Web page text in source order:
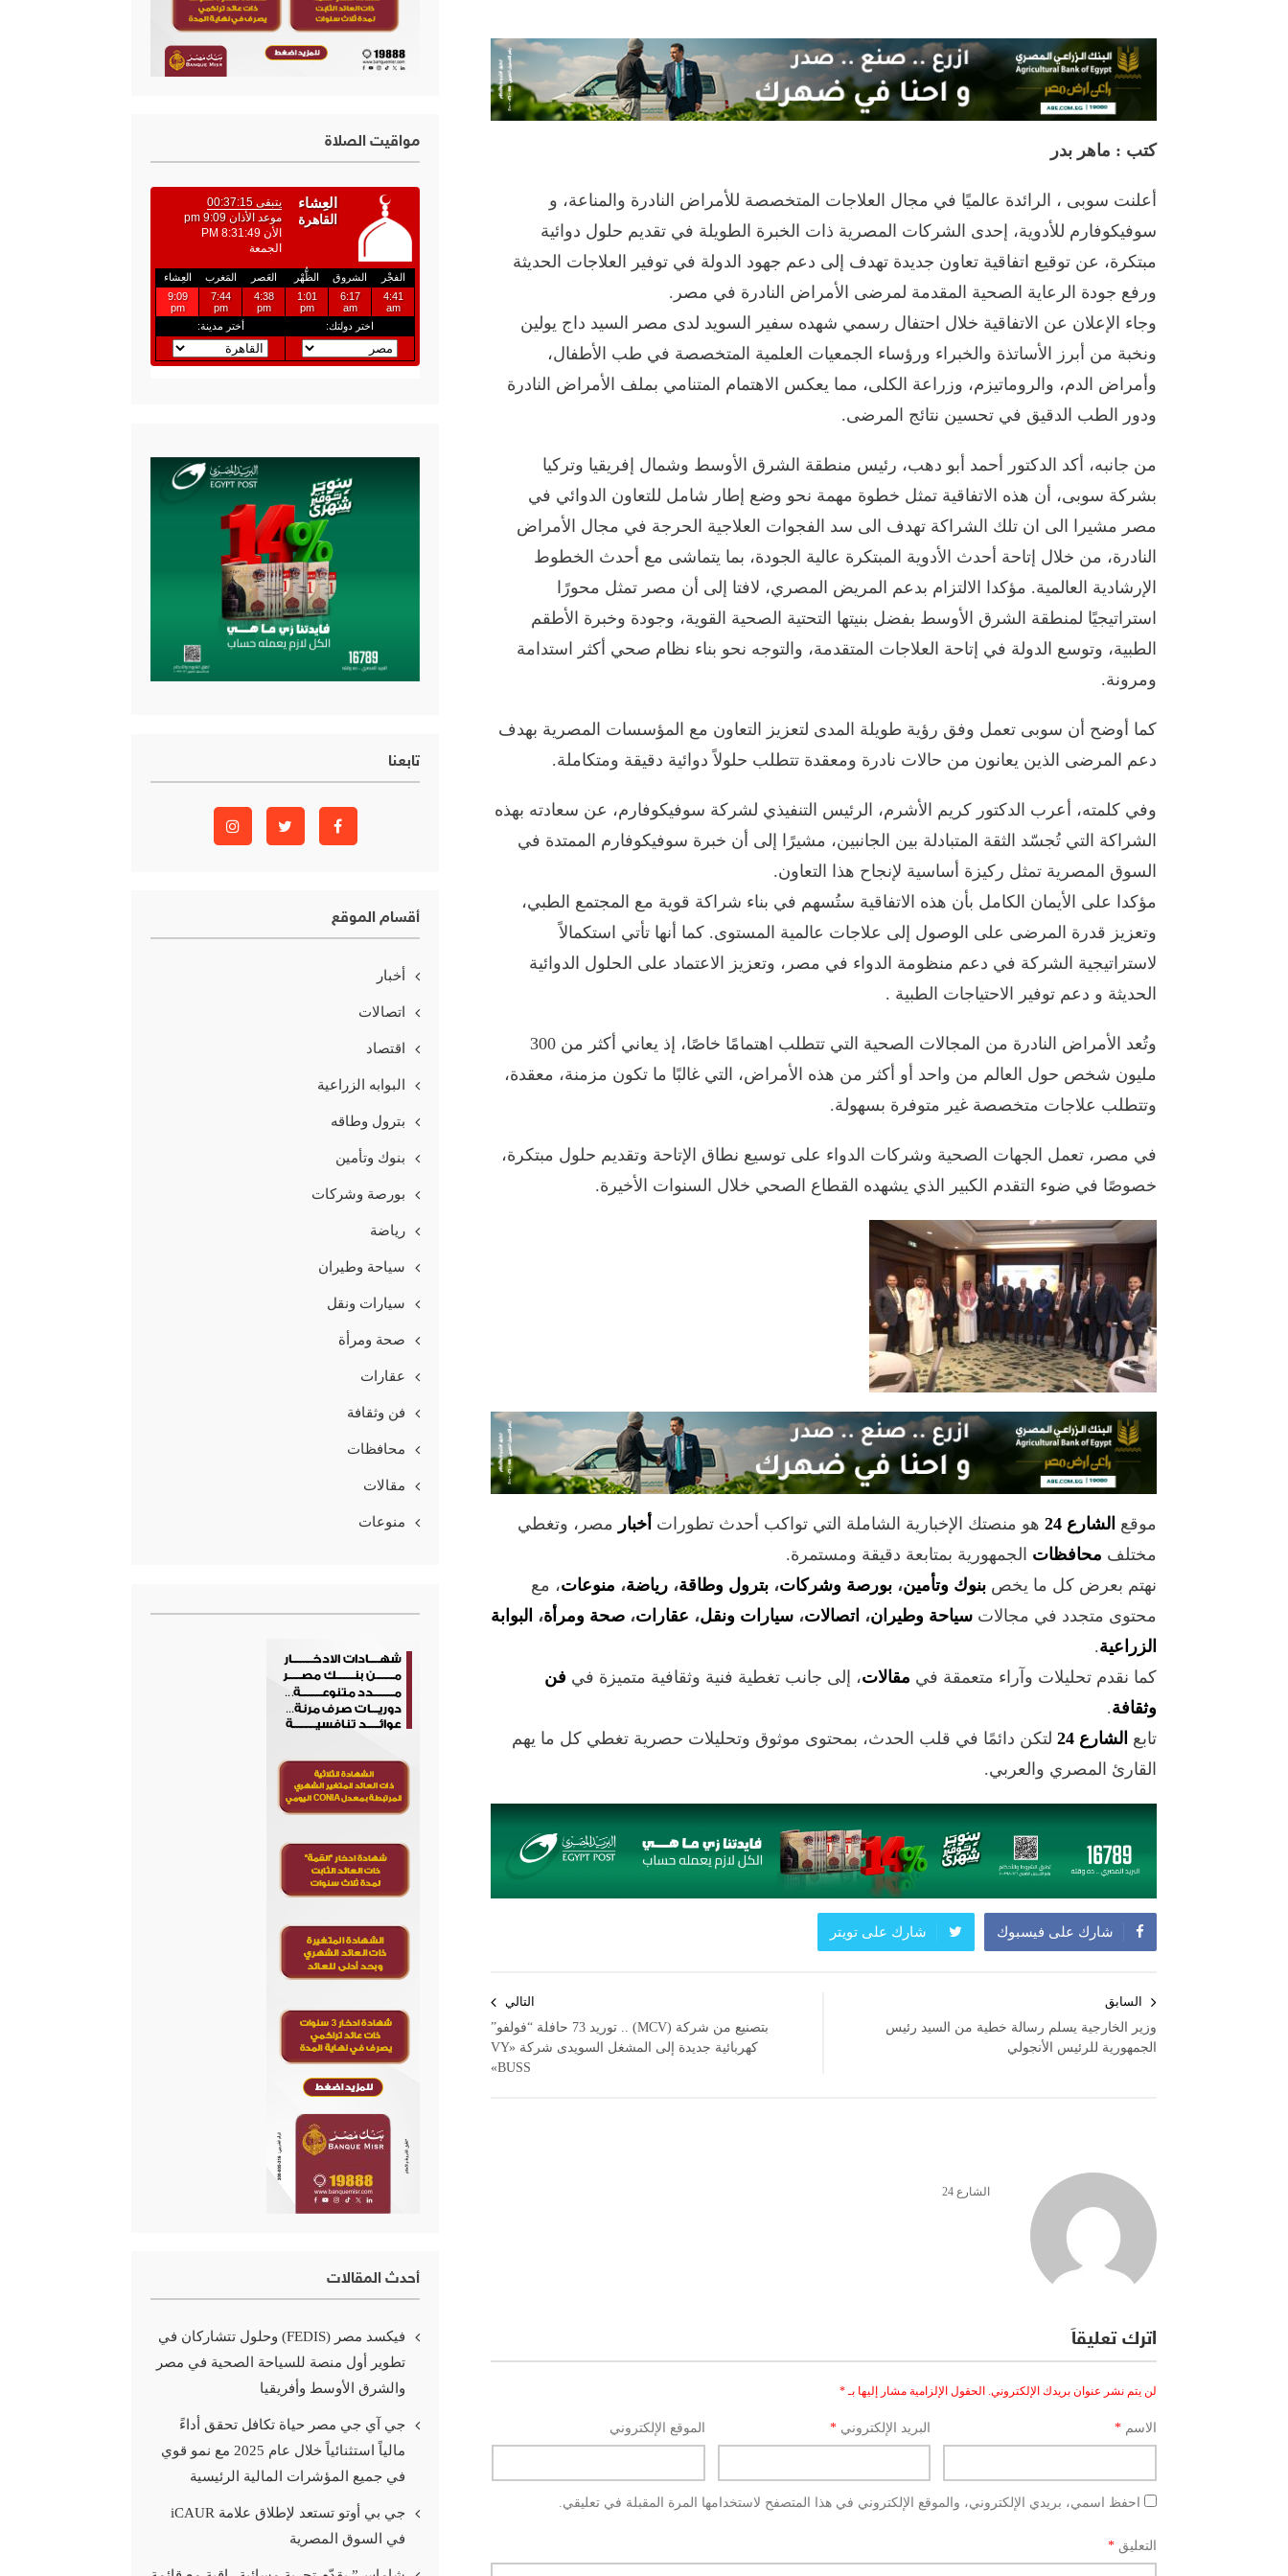
كتب : ماهر بدر
أعلنت سوبى ، الرائدة عالميًا في مجال العلاجات المتخصصة للأمراض النادرة والمناعة، و
سوفيكوفارم للأدوية، إحدى الشركات المصرية ذات الخبرة الطويلة في تقديم حلول دوائية
مبتكرة، عن توقيع اتفاقية تعاون جديدة تهدف إلى دعم جهود الدولة في توفير العلاجات الحديثة
ورفع جودة الرعاية الصحية المقدمة لمرضى الأمراض النادرة في مصر.
وجاء الإعلان عن الاتفاقية خلال احتفال رسمي شهده سفير السويد لدى مصر السيد داج يولين
ونخبة من أبرز الأساتذة والخبراء ورؤساء الجمعيات العلمية المتخصصة في طب الأطفال،
وأمراض الدم، والروماتيزم، وزراعة الكلى، مما يعكس الاهتمام المتنامي بملف الأمراض النادرة
ودور الطب الدقيق في تحسين نتائج المرضى.
من جانبه، أكد الدكتور أحمد أبو دهب، رئيس منطقة الشرق الأوسط وشمال إفريقيا وتركيا
بشركة سوبى، أن هذه الاتفاقية تمثل خطوة مهمة نحو وضع إطار شامل للتعاون الدوائي في
مصر مشيرا الى ان تلك الشراكة تهدف الى سد الفجوات العلاجية الحرجة في مجال الأمراض
النادرة، من خلال إتاحة أحدث الأدوية المبتكرة عالية الجودة، بما يتماشى مع أحدث الخطوط
الإرشادية العالمية. مؤكدا الالتزام بدعم المريض المصري، لافتا إلى أن مصر تمثل محورًا
استراتيجيًا لمنطقة الشرق الأوسط بفضل بنيتها التحتية الصحية القوية، وجودة وخبرة الأطقم
الطبية، وتوسع الدولة في إتاحة العلاجات المتقدمة، والتوجه نحو بناء نظام صحي أكثر استدامة
ومرونة.
كما أوضح أن سوبى تعمل وفق رؤية طويلة المدى لتعزيز التعاون مع المؤسسات المصرية بهدف
دعم المرضى الذين يعانون من حالات نادرة ومعقدة تتطلب حلولاً دوائية دقيقة ومتكاملة.
وفي كلمته، أعرب الدكتور كريم الأشرم، الرئيس التنفيذي لشركة سوفيكوفارم، عن سعادته بهذه
الشراكة التي تُجسّد الثقة المتبادلة بين الجانبين، مشيرًا إلى أن خبرة سوفيكوفارم الممتدة في
السوق المصرية تمثل ركيزة أساسية لإنجاح هذا التعاون.
مؤكدا على الأيمان الكامل بأن هذه الاتفاقية ستُسهم في بناء شراكة قوية مع المجتمع الطبي،
وتعزيز قدرة المرضى على الوصول إلى علاجات عالمية المستوى. كما أنها تأتي استكمالاً
لاستراتيجية الشركة في دعم منظومة الدواء في مصر، وتعزيز الاعتماد على الحلول الدوائية
الحديثة و دعم توفير الاحتياجات الطبية .
وتُعد الأمراض النادرة من المجالات الصحية التي تتطلب اهتمامًا خاصًا، إذ يعاني أكثر من 300
مليون شخص حول العالم من واحد أو أكثر من هذه الأمراض، التي غالبًا ما تكون مزمنة، معقدة،
وتتطلب علاجات متخصصة غير متوفرة بسهولة.
في مصر، تعمل الجهات الصحية وشركات الدواء على توسيع نطاق الإتاحة وتقديم حلول مبتكرة،
خصوصًا في ضوء التقدم الكبير الذي يشهده القطاع الصحي خلال السنوات الأخيرة.
موقع الشارع 24 هو منصتك الإخبارية الشاملة التي تواكب أحدث تطورات أخبار مصر، وتغطي
مختلف محافظات الجمهورية بمتابعة دقيقة ومستمرة.
نهتم بعرض كل ما يخص بنوك وتأمين، بورصة وشركات، بترول وطاقة، رياضة، منوعات، مع
محتوى متجدد في مجالات سياحة وطيران، اتصالات، سيارات ونقل، عقارات، صحة ومرأة، البوابة
الزراعية.
كما نقدم تحليلات وآراء متعمقة في مقالات، إلى جانب تغطية فنية وثقافية متميزة في فن
وثقافة.
تابع الشارع 24
لتكن دائمًا في قلب الحدث، بمحتوى موثوق وتحليلات حصرية تغطي كل ما يهم
القارئ المصري والعربي.
شارك على فيسبوك شارك على تويتر
المقالات
السابق
وزير الخارجية يسلم رسالة خطية من السيد رئيس
الجمهورية للرئيس الأنجولي
التالي
بتصنيع من شركة (MCV) .. توريد 73 حافلة “فولفو”
كهربائية جديدة إلى المشغل السويدى شركة «VY
BUSS»
الشارع 24
اترك تعليقاً
لن يتم نشر عنوان بريدك الإلكتروني. الحقول الإلزامية مشار إليها بـ*
الاسم * البريد الإلكتروني * الموقع الإلكتروني
احفظ اسمي، بريدي الإلكتروني، والموقع الإلكتروني في هذا المتصفح لاستخدامها المرة المقبلة في تعليقي.
التعليق *
مواقيت الصلاة
تابعنا
أقسام الموقع
أخبار
اتصالات
اقتصاد
البوابه الزراعية
بترول وطاقه
بنوك وتأمين
بورصة وشركات
رياضة
سياحة وطيران
سيارات ونقل
صحة ومرأة
عقارات
فن وثقافة
محافظات
مقالات
منوعات
أحدث المقالات
فيكسد مصر (FEDIS) وحلول تتشاركان في
تطوير أول منصة للسياحة الصحية في مصر
والشرق الأوسط وأفريقيا
جي آي جي مصر حياة تكافل تحقق أداءً
مالياً استثنائياً خلال عام 2025 مع نمو قوي
في جميع المؤشرات المالية الرئيسية
جي بي أوتو تستعد لإطلاق علامة iCAUR
في السوق المصرية